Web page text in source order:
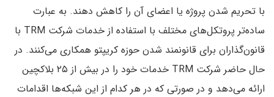
با تحریم شدن پروژه یا اعضای آن را کاهش دهند. به عبارت
ساده‌تر پروتکل‌های مختلف با استفاده از خدمات شرکت TRM با
قانون‌گذاران برای قانونمند شدن حوزه کریپتو همکاری می‌کنند. در
حال حاضر شرکت TRM خدمات خود را در بیش از ۲۵ بلاکچین
ارائه می‌دهد و در صورتی که در هر کدام از این شبکه‌ها اقدامات